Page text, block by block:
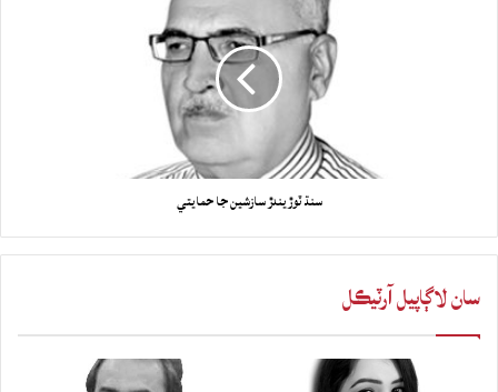
سنڌ ٽوڙيندڙ سازشين جا حمايتي
سان لاڳاپيل آرٽيڪل